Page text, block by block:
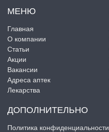
МЕНЮ
Главная
О компании
Статьи
Акции
Вакансии
Адреса аптек
Лекарства
ДОПОЛНИТЕЛЬНО
Политика конфиденциальности